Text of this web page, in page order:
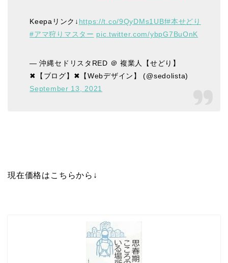
Keepaリンク↓ https://t.co/9QyDMs1UBf#本せどり
#アマ狩りマスター pic.twitter.com/ybpG7BuOnK
— 沖縄セドリスタRED ＠ 複業人【せどり】
✖【ブログ】✖【Webデザイン】 (@sedolista)
September 13, 2021
現在価格はこちらから↓